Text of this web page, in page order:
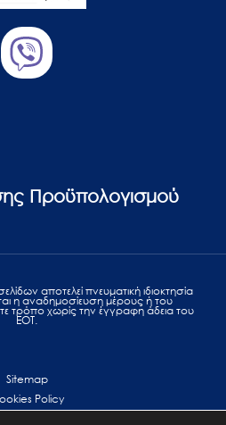
Προϋπολογισμού
αποτελεί πvευματική ιδιοκτησία
η αναδημοσίευση μέρους ή του
τρόπο χωρίς την έγγραφη άδεια του
ΕΟΤ.
Sitemap
Policy